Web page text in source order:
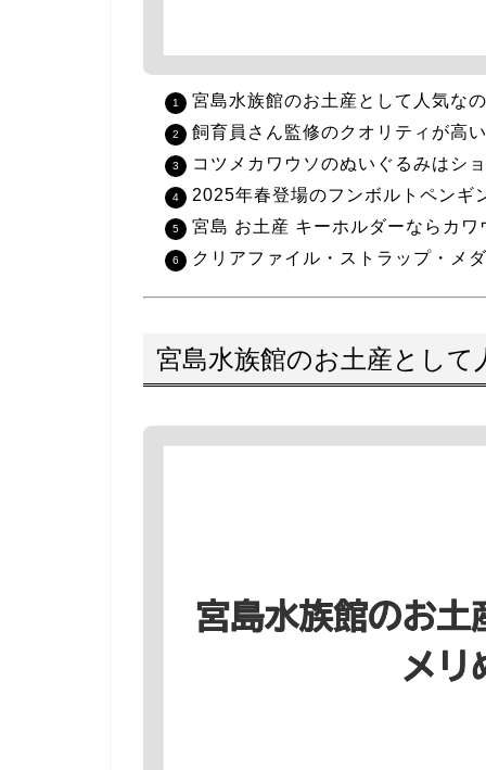
宮島水族館のお土産として人気な
飼育員さん監修のクオリティが高
コツメカワウソのぬいぐるみはシ
2025年春登場のフンボルトペンギ
宮島 お土産 キーホルダーならカ
クリアファイル・ストラップ・メ
宮島水族館のお土産とし